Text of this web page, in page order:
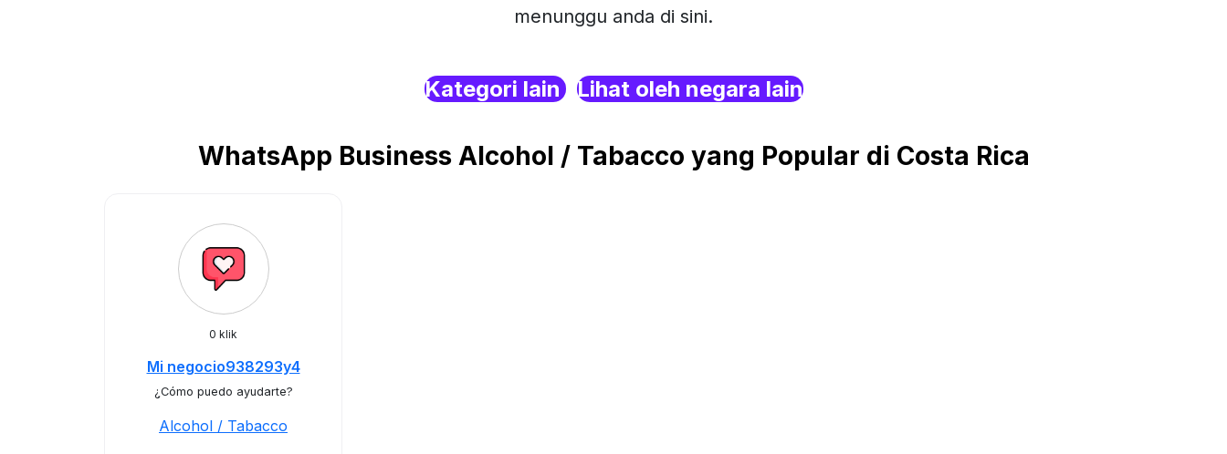
menunggu anda di sini.
Kategori lain Lihat oleh negara lain
WhatsApp Business Alcohol / Tabacco yang Popular di Costa Rica
0 klik
Mi negocio938293y4
¿Cómo puedo ayudarte?
Alcohol / Tabacco